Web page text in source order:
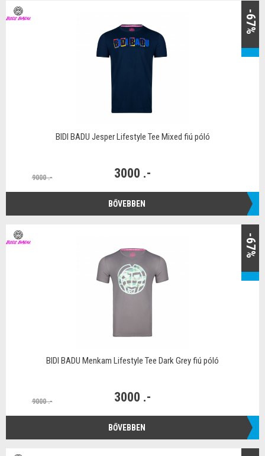
-67%
BIDI BADU Jesper Lifestyle Tee Mixed fiú póló
9000 .- 3000 .-
BŐVEBBEN
-67%
BIDI BADU Menkam Lifestyle Tee Dark Grey fiú póló
9000 .- 3000 .-
BŐVEBBEN